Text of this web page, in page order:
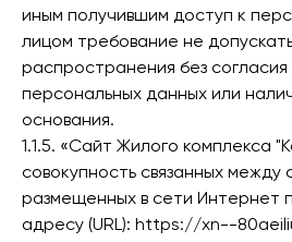
иным получившим доступ к
лицом требование не
распространения без согласия
персональных данных или
основания.
1.1.5. «Сайт Жилого комплекса
совокупность связанных
размещенных в сети Интернет
адресу (URL): https://xn--